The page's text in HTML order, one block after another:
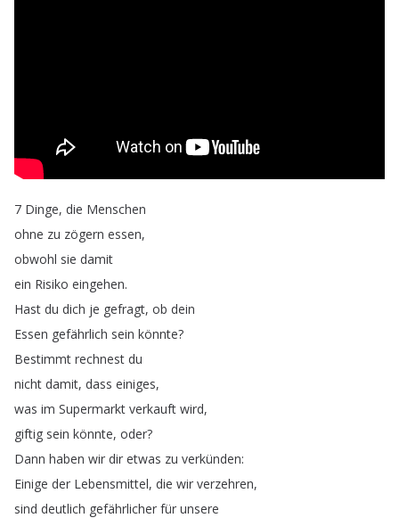
7 Dinge, die Menschen
ohne zu zögern essen,
obwohl sie damit
ein Risiko eingehen.
Hast du dich je gefragt, ob dein
Essen gefährlich sein könnte?
Bestimmt rechnest du
nicht damit, dass einiges,
was im Supermarkt verkauft wird,
giftig sein könnte, oder?
Dann haben wir dir etwas zu verkünden:
Einige der Lebensmittel, die wir verzehren,
sind deutlich gefährlicher für unsere